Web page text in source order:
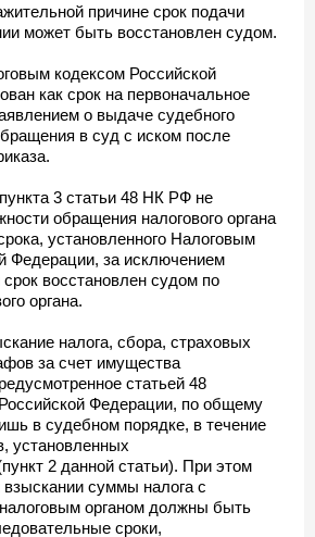
причине срок подачи
может быть восстановлен судом.
кодексом Российской
как срок на первоначальное
о выдаче судебного
в суд с иском после
3 статьи 48 НК РФ не
обращения налогового органа
установленного Налоговым
Федерации, за исключением
срок восстановлен судом по
органа.
налога, сбора, страховых
за счет имущества
статьей 48
Федерации, по общему
в судебном порядке, в течение
установленных
2 данной статьи). При этом
суммы налога с
органом должны быть
сроки,